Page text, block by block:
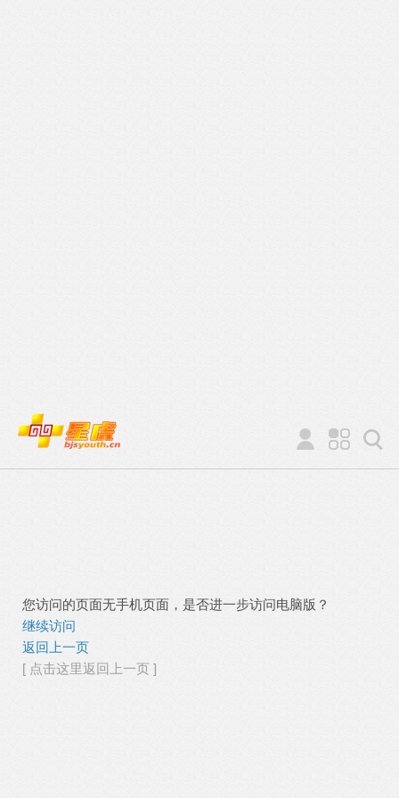
您访问的页面无手机页面，是否进一步访问电脑版？
继续访问
返回上一页
[ 点击这里返回上一页 ]